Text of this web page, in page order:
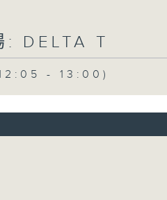
: DELTA T
- 13:00)